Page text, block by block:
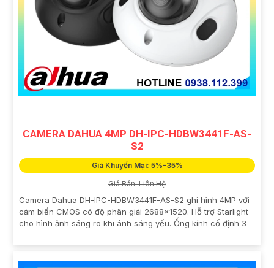
CAMERA DAHUA 4MP DH-IPC-HDBW3441F-AS-
S2
Giá Khuyến Mại: 5%-35%
Giá Bán: Liên Hệ
Camera Dahua DH-IPC-HDBW3441F-AS-S2 ghi hình 4MP với
cảm biến CMOS có độ phân giải 2688×1520. Hỗ trợ Starlight
cho hình ảnh sáng rõ khi ánh sáng yếu. Ống kính cố định 3